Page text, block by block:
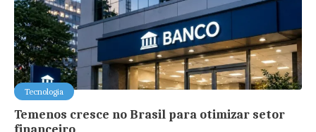
Tecnologia
Temenos cresce no Brasil para otimizar setor